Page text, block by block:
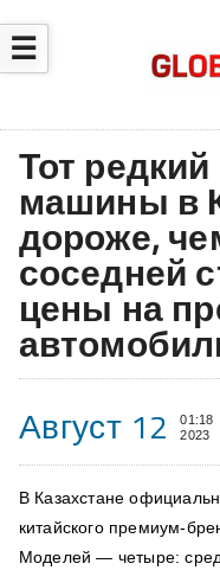
☰
Тот
машины в
дороже,
соседней
цены на
Август 12
01:18
2023
В Казахстане
китайского премиум-
Моделей — четыре: